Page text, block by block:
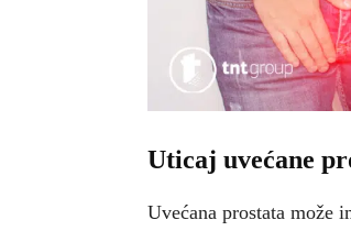
Uticaj uvećane
Uvećana prostata može